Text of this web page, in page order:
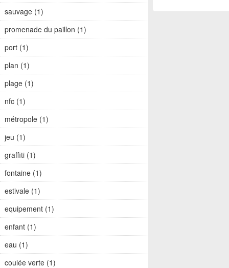
sauvage (1)
promenade du paillon (1)
port (1)
plan (1)
plage (1)
nfc (1)
métropole (1)
jeu (1)
graffiti (1)
fontaine (1)
estivale (1)
equipement (1)
enfant (1)
eau (1)
coulée verte (1)